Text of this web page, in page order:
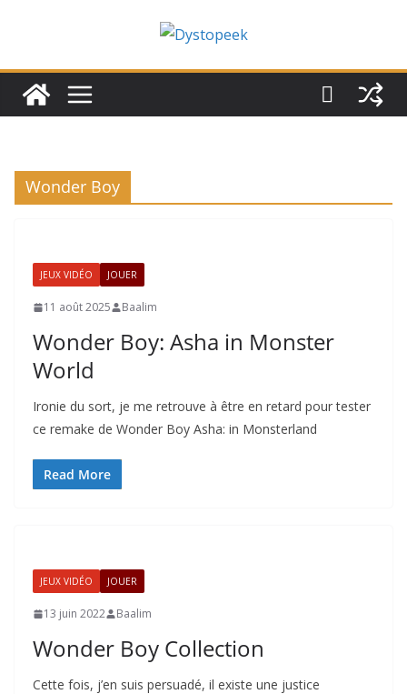
Wonder Boy
JEUX VIDÉO JOUER
11 août 2025 Baalim
Wonder Boy: Asha in Monster
World
Ironie du sort, je me retrouve à être en retard pour tester
ce remake de Wonder Boy Asha: in Monsterland
Read More
JEUX VIDÉO JOUER
13 juin 2022 Baalim
Wonder Boy Collection
Cette fois, j’en suis persuadé, il existe une justice